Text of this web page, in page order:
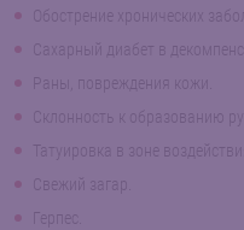
Обострение хронических
Сахарный диабет в
Раны, повреждения кожи.
Склонность к образованию
Татуировка в зоне
Свежий загар.
Герпес.